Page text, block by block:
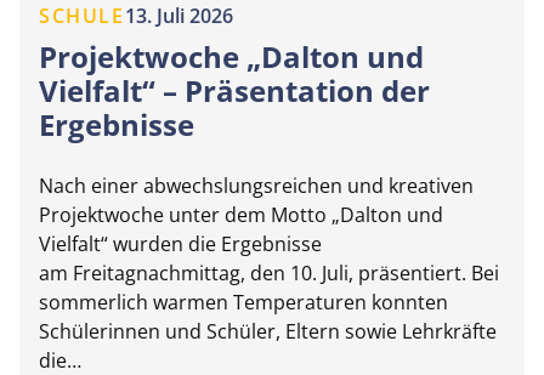
SCHULE13. Juli 2026
Projektwoche „Dalton und
Vielfalt“ – Präsentation der
Ergebnisse
Nach einer abwechslungsreichen und kreativen
Projektwoche unter dem Motto „Dalton und
Vielfalt“ wurden die Ergebnisse
am Freitagnachmittag, den 10. Juli, präsentiert. Bei
sommerlich warmen Temperaturen konnten
Schülerinnen und Schüler, Eltern sowie Lehrkräfte
die…